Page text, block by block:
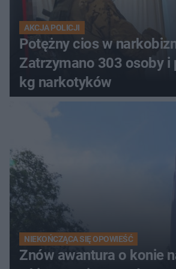
AKCJA POLICJI
Potężny cios w
Zatrzymano 303 osoby i przejęto 72
kg narkotyków
NIEKOŃCZĄCA SIĘ OPOWIEŚĆ
Znów awantura o konie